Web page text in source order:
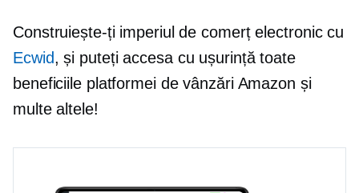
Construiește-ți imperiul de comerț electronic cu
Ecwid, și puteți accesa cu ușurință toate
beneficiile platformei de vânzări Amazon și
multe altele!